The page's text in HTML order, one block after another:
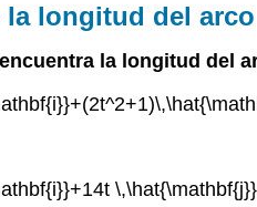
la longitud del arco
la longitud del